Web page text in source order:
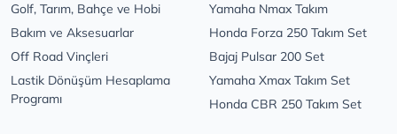
Golf, Tarım, Bahçe ve Hobi
Bakım ve Aksesuarlar
Off Road Vinçleri
Lastik Dönüşüm Hesaplama
Programı
Yamaha Nmax Takım
Honda Forza 250 Takım Set
Bajaj Pulsar 200 Set
Yamaha Xmax Takım Set
Honda CBR 250 Takım Set